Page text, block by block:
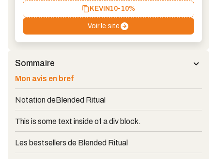
KEVIN10-10%
Voir le site
Sommaire
Mon avis en bref
Notation deBlended Ritual
This is some text inside of a div block.
Les bestsellers de Blended Ritual